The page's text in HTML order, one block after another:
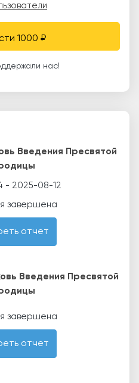
1000 ₽
нас!
Введения Пресвятой
- 2025-08-12
завершена
отчет
Введения Пресвятой
завершена
отчет